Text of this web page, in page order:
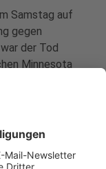
Samstag auf
gegen
der Tod
Minnesota
in den USA,
sich immer
wurde